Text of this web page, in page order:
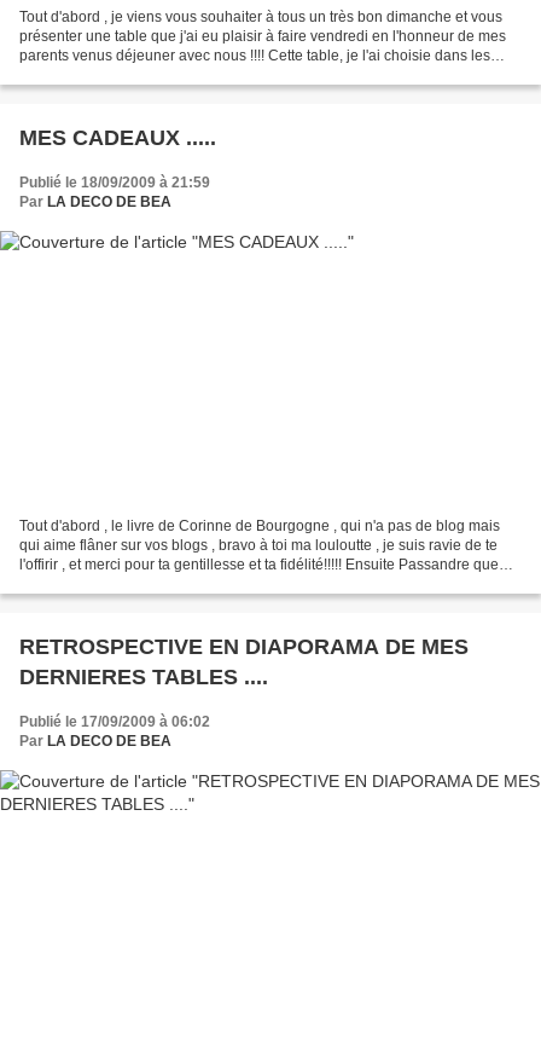
Tout d'abord , je viens vous souhaiter à tous un très bon dimanche et vous
présenter une table que j'ai eu plaisir à faire vendredi en l'honneur de mes
parents venus déjeuner avec nous !!!! Cette table, je l'ai choisie dans les
MES CADEAUX .....
Publié le 18/09/2009 à 21:59
Par LA DECO DE BEA
Tout d'abord , le livre de Corinne de Bourgogne , qui n'a pas de blog mais
qui aime flâner sur vos blogs , bravo à toi ma louloutte , je suis ravie de te
l'offirir , et merci pour ta gentillesse et ta fidélité!!!!! Ensuite Passandre que
RETROSPECTIVE EN DIAPORAMA DE MES
DERNIERES TABLES ....
Publié le 17/09/2009 à 06:02
Par LA DECO DE BEA